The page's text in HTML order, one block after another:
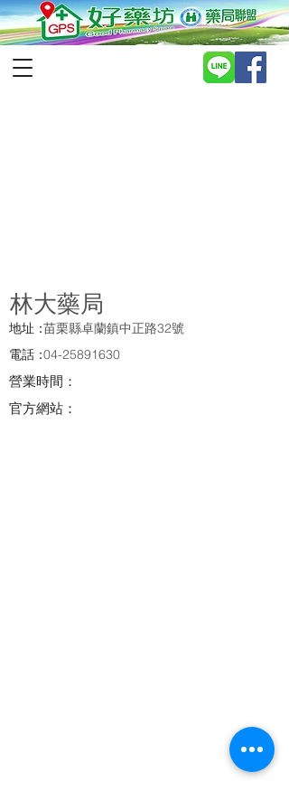
林大藥局
地址：苗栗縣卓蘭鎮中正路32號
電話：04-25891630
營業時間：
官方網站：